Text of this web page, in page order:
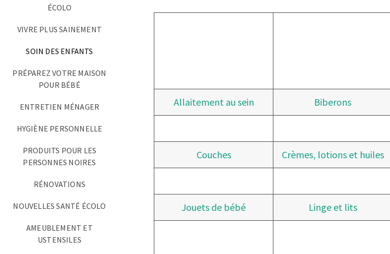
ÉCOLO
VIVRE PLUS SAINEMENT
SOIN DES ENFANTS
PRÉPAREZ VOTRE MAISON
POUR BÉBÉ
ENTRETIEN MÉNAGER
HYGIÈNE PERSONNELLE
PRODUITS POUR LES
PERSONNES NOIRES
RÉNOVATIONS
NOUVELLES SANTÉ ÉCOLO
AMEUBLEMENT ET
USTENSILES
Allaitement au sein Biberons
Couches Crèmes, lotions et huiles
Jouets de bébé Linge et lits